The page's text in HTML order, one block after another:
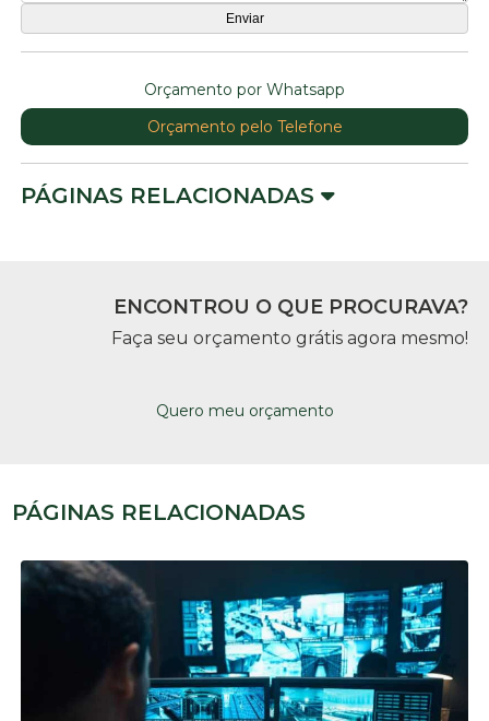
Orçamento por Whatsapp
Orçamento pelo Telefone
PÁGINAS RELACIONADAS
ENCONTROU O QUE PROCURAVA?
Faça seu orçamento grátis agora mesmo!
Quero meu orçamento
PÁGINAS RELACIONADAS